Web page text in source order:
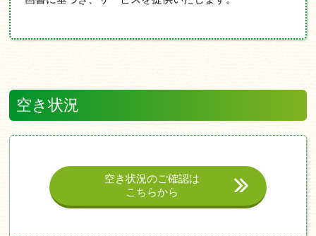
空き状況
空き状況のご確認は
こちらから